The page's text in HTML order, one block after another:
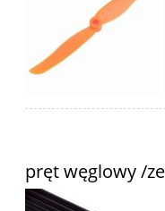
pręt węglowy /